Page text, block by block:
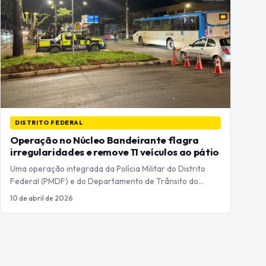
DISTRITO FEDERAL
Operação no Núcleo Bandeirante flagra
irregularidades e remove 11 veículos ao pátio
Uma operação integrada da Polícia Militar do Distrito
Federal (PMDF) e do Departamento de Trânsito do…
10 de abril de 2026